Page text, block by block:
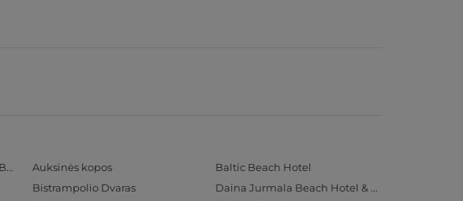
Atpūtas vieta "Buki" MiniZoo BUKS Auksinės kopos
Baltic Beach Hotel
Bistrampolio Dvaras
Daina Jurmala Beach Hotel & SPA